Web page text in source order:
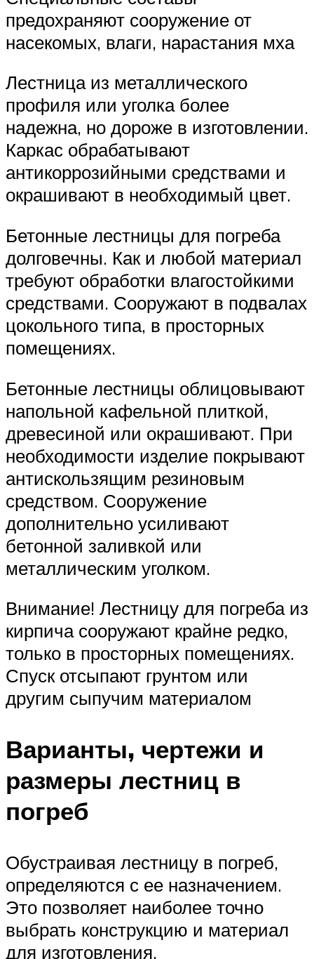
предохраняют сооружение от
насекомых, влаги, нарастания мха
Лестница из металлического
профиля или уголка более
надежна, но дороже в изготовлении.
Каркас обрабатывают
антикоррозийными средствами и
окрашивают в необходимый цвет.
Бетонные лестницы для погреба
долговечны. Как и любой материал
требуют обработки влагостойкими
средствами. Сооружают в подвалах
цокольного типа, в просторных
помещениях.
Бетонные лестницы облицовывают
напольной кафельной плиткой,
древесиной или окрашивают. При
необходимости изделие покрывают
антискользящим резиновым
средством. Сооружение
дополнительно усиливают
бетонной заливкой или
металлическим уголком.
Внимание! Лестницу для погреба из
кирпича сооружают крайне редко,
только в просторных помещениях.
Спуск отсыпают грунтом или
другим сыпучим материалом
Варианты, чертежи и
размеры лестниц в
погреб
Обустраивая лестницу в погреб,
определяются с ее назначением.
Это позволяет наиболее точно
выбрать конструкцию и материал
для изготовления.